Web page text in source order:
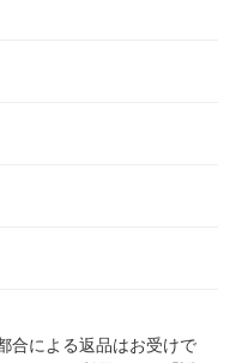
合による返品はお受けで